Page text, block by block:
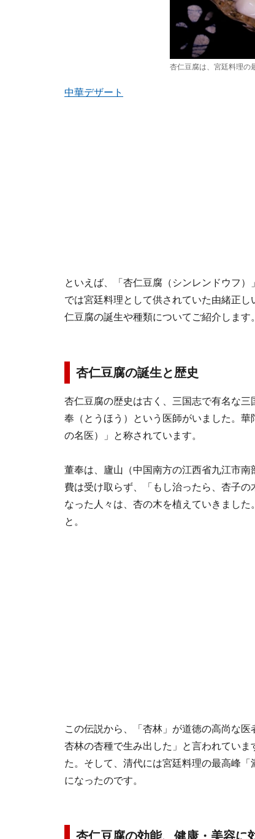
杏仁豆腐は、宮廷料理の
中華デザート
といえば、「杏仁豆腐（シンレンドウフ
では宮廷料理として供されていた由緒正
仁豆腐の誕生や種類についてご紹介します。
杏仁豆腐の誕生と歴史
杏仁豆腐の歴史は古く、三国志で有名な
奉（とうほう）という医師がいました。
の名医）」と称されています。
董奉は、廬山（中国南方の江西省九江市
費は受け取らず、「もし治ったら、杏子
なった人々は、杏の木を植えていきまし
と。
この伝説から、「杏林」が道徳の高尚な
杏林の杏種で生み出した」と言われてい
た。そして、清代には宮廷料理の最高峰
になったのです。
杏仁豆腐の効能、健康・美容に